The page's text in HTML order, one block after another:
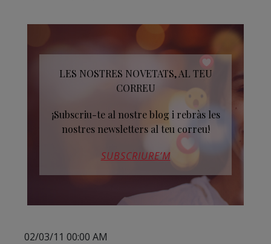
LES NOSTRES NOVETATS, AL TEU
CORREU
¡Subscriu-te al nostre blog i rebràs les
nostres newsletters al teu correu!
SUBSCRIURE’M
02/03/11 00:00 AM